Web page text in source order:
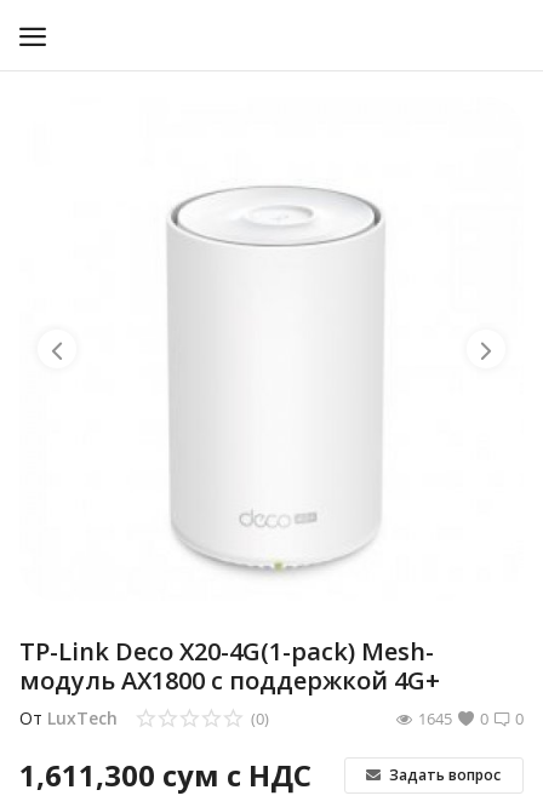
TP-Link Deco X20-4G(1-pack) Mesh-
модуль AX1800 с поддержкой 4G+
От LuxTech 0
(0) 0
1645
1,611,300 сум с НДС Задать вопрос